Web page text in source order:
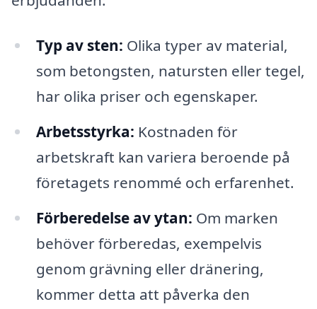
Typ av sten: Olika typer av material,
som betongsten, natursten eller tegel,
har olika priser och egenskaper.
Arbetsstyrka: Kostnaden för
arbetskraft kan variera beroende på
företagets renommé och erfarenhet.
Förberedelse av ytan: Om marken
behöver förberedas, exempelvis
genom grävning eller dränering,
kommer detta att påverka den